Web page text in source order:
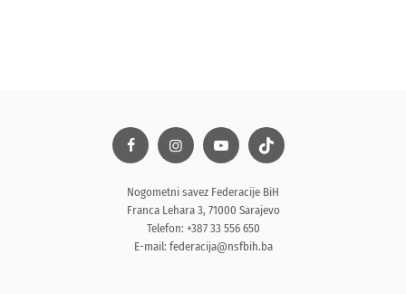
Nogometni savez Federacije BiH
Franca Lehara 3, 71000 Sarajevo
Telefon: +387 33 556 650
E-mail: federacija@nsfbih.ba